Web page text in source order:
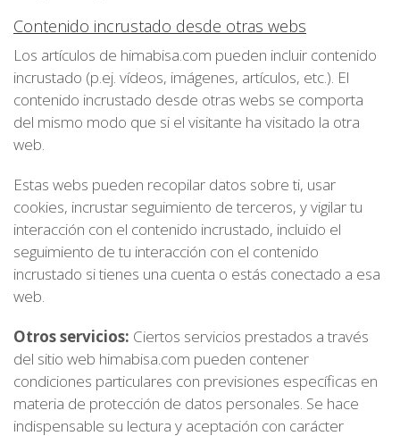
Contenido incrustado desde otras webs
Los artículos de himabisa.com pueden incluir contenido
incrustado (p.ej. vídeos, imágenes, artículos, etc.). El
contenido incrustado desde otras webs se comporta
del mismo modo que si el visitante ha visitado la otra
web.
Estas webs pueden recopilar datos sobre ti, usar
cookies, incrustar seguimiento de terceros, y vigilar tu
interacción con el contenido incrustado, incluido el
seguimiento de tu interacción con el contenido
incrustado si tienes una cuenta o estás conectado a esa
web.
Otros servicios: Ciertos servicios prestados a través
del sitio web himabisa.com pueden contener
condiciones particulares con previsiones específicas en
materia de protección de datos personales. Se hace
indispensable su lectura y aceptación con carácter